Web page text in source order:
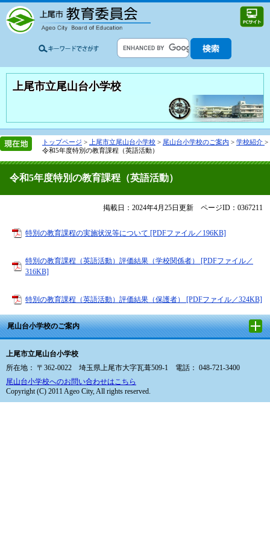
上尾市立尾山台小学校
トップページ > 上尾市立尾山台小学校 > 尾山台小学校のご案内 > 学校紹介 >
令和5年度特別の教育課程（英語活動）
令和5年度特別の教育課程（英語活動）
掲載日：2024年4月25日更新 ページID：0367211
特別の教育課程の実施状況等について [PDFファイル／196KB]
特別の教育課程（英語活動）評価結果（学校関係者） [PDFファイル／
316KB]
特別の教育課程（英語活動）評価結果（保護者） [PDFファイル／324KB]
尾山台小学校のご案内
上尾市立尾山台小学校
所在地： 〒362-0022 埼玉県上尾市大字瓦葺509-1 電話： 048-721-3400
尾山台小学校へのお問い合わせはこちら
Copyright (C) 2011 Ageo City, All rights reserved.